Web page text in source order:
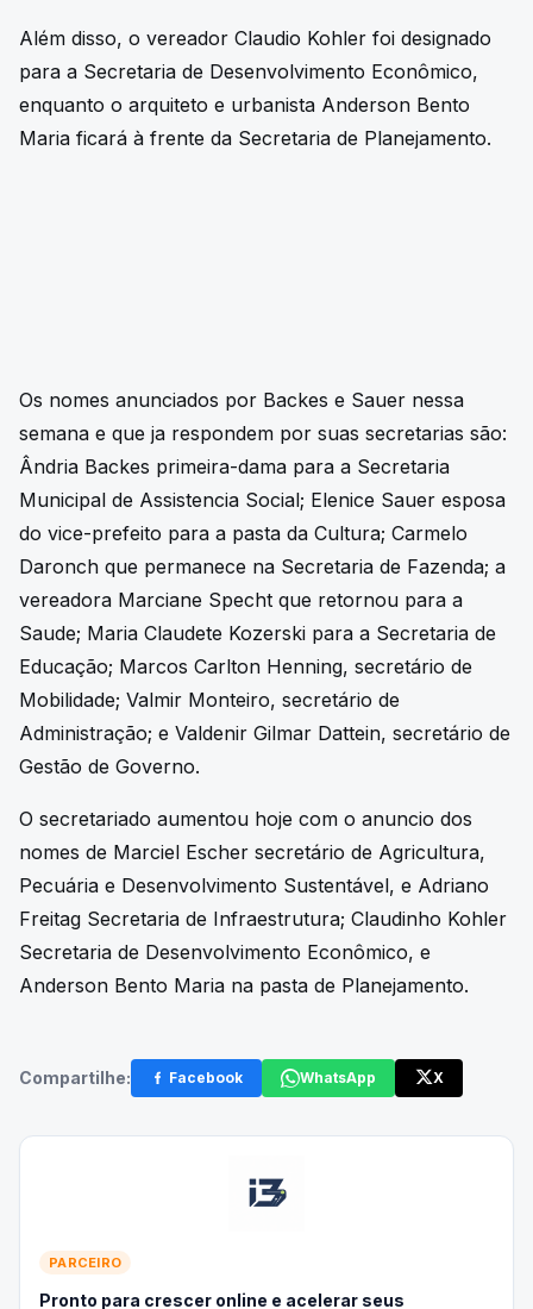
Além disso, o vereador Claudio Kohler foi designado
para a Secretaria de Desenvolvimento Econômico,
enquanto o arquiteto e urbanista Anderson Bento
Maria ficará à frente da Secretaria de Planejamento.
Os nomes anunciados por Backes e Sauer nessa
semana e que ja respondem por suas secretarias são:
Ândria Backes primeira-dama para a Secretaria
Municipal de Assistencia Social; Elenice Sauer esposa
do vice-prefeito para a pasta da Cultura; Carmelo
Daronch que permanece na Secretaria de Fazenda; a
vereadora Marciane Specht que retornou para a
Saude; Maria Claudete Kozerski para a Secretaria de
Educação; Marcos Carlton Henning, secretário de
Mobilidade; Valmir Monteiro, secretário de
Administração; e Valdenir Gilmar Dattein, secretário de
Gestão de Governo.
O secretariado aumentou hoje com o anuncio dos
nomes de Marciel Escher secretário de Agricultura,
Pecuária e Desenvolvimento Sustentável, e Adriano
Freitag Secretaria de Infraestrutura; Claudinho Kohler
Secretaria de Desenvolvimento Econômico, e
Anderson Bento Maria na pasta de Planejamento.
Compartilhe: Facebook WhatsApp X
PARCEIRO
Pronto para crescer online e acelerar seus